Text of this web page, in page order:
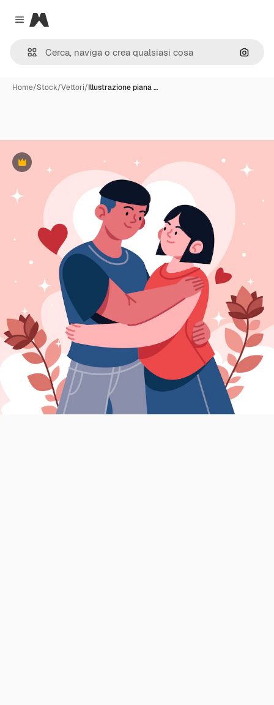
Close menu
Magnific
Cerca
Home/Stock/Vettori/Illustrazione piana …
Premium